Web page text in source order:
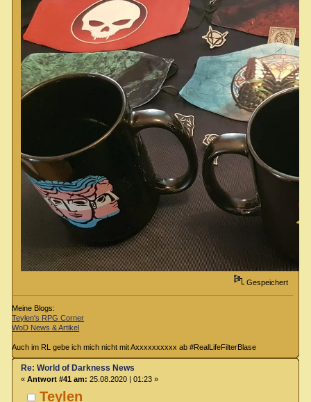
Gespeichert
Meine Blogs:
Teylen's RPG Corner
WoD News & Artikel
Auch im RL gebe ich mich nicht mit Axxxxxxxxxx ab #RealLifeFilterBlase
Teylen
Re: World of Darkness News
« Antwort #41 am: 25.08.2020 | 01:23 »